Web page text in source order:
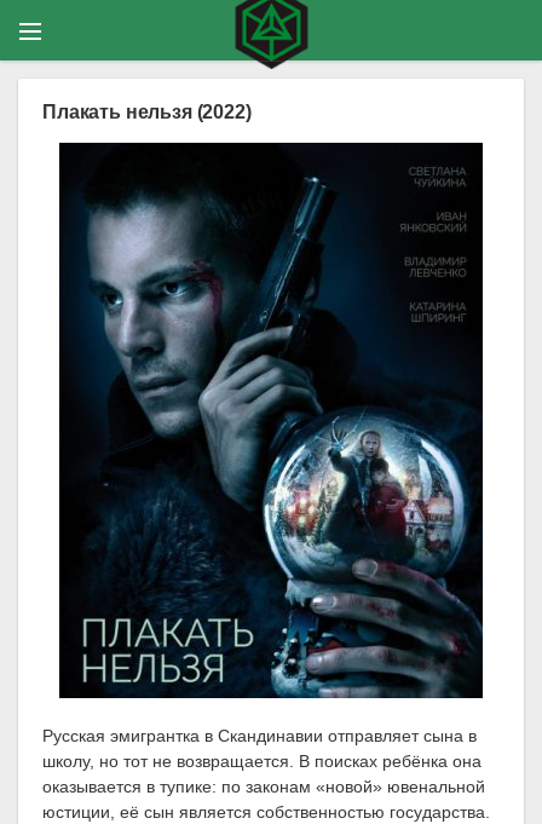
Плакать нельзя (2022)
Русская эмигрантка в Скандинавии отправляет сына в
школу, но тот не возвращается. В поисках ребёнка она
оказывается в тупике: по законам «новой» ювенальной
юстиции, её сын является собственностью государства.